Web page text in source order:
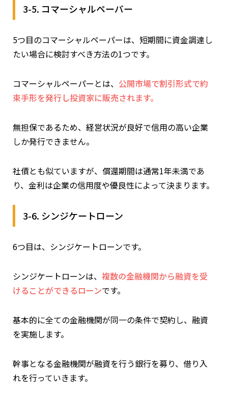
3-5. コマーシャルペーパー
5つ目のコマーシャルペーパーは、短期間に資金調達し
たい場合に検討すべき方法の1つです。
コマーシャルペーパーとは、 公開市場で割引形式で約
束手形を発行し投資家に販売されます。
無担保であるため、経営状況が良好で信用の高い企業
しか発行できません。
社債とも似ていますが、償還期間は通常1年未満であ
り、金利は企業の信用度や優良性によって決まります。
3-6. シンジケートローン
6つ目は、シンジケートローンです。
シンジケートローンは、 複数の金融機関から融資を受
けることができるローンです。
基本的に全ての金融機関が同一の条件で契約し、融資
を実施します。
幹事となる金融機関が融資を行う銀行を募り、借り入
れを行っていきます。